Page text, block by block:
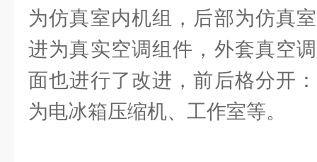
为仿真室内机组，后部为仿真
进为真实空调组件，外套真空
面也进行了改进，前后格分开
为电冰箱压缩机、工作室等。